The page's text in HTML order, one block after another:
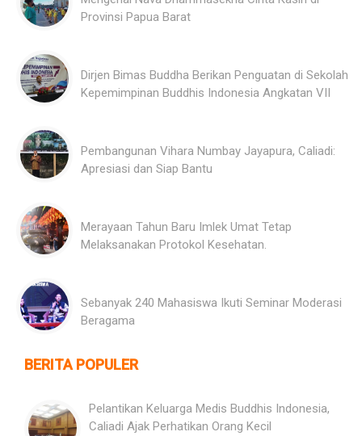
Provinsi Papua Barat
Dirjen Bimas Buddha Berikan Penguatan di Sekolah
Kepemimpinan Buddhis Indonesia Angkatan VII
Pembangunan Vihara Numbay Jayapura, Caliadi:
Apresiasi dan Siap Bantu
Merayaan Tahun Baru Imlek Umat Tetap
Melaksanakan Protokol Kesehatan.
Sebanyak 240 Mahasiswa Ikuti Seminar Moderasi
Beragama
BERITA POPULER
Pelantikan Keluarga Medis Buddhis Indonesia,
Caliadi Ajak Perhatikan Orang Kecil